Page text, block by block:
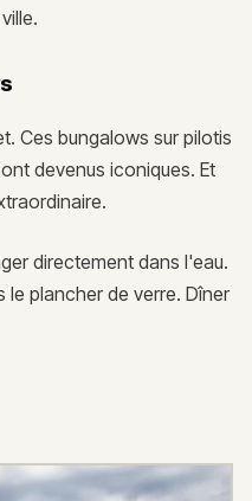
Ces bungalows sur pilotis
devenus iconiques. Et
directement dans l'eau.
le plancher de verre. Dîner